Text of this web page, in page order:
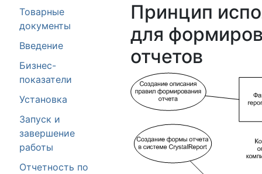
Товарные
документы
Введение
Бизнес-
показатели
Установка
Запуск и
завершение
работы
Отчетность по
Принцип
для
отчетов